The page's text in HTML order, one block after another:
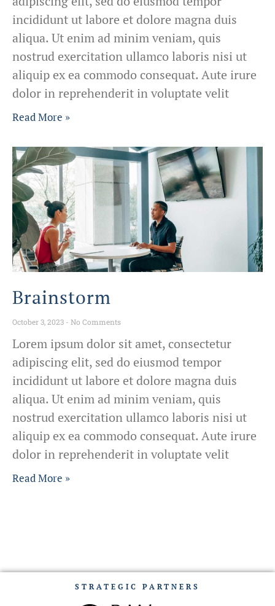
incididunt ut labore et dolore magna duis
aliqua. Ut enim ad minim veniam, quis
nostrud exercitation ullamco laboris nisi ut
aliquip ex ea commodo consequat. Aute irure
dolor in reprehenderit in voluptate velit
Read More »
Brainstorm
October 3, 2023 No Comments
Lorem ipsum dolor sit amet, consectetur
adipiscing elit, sed do eiusmod tempor
incididunt ut labore et dolore magna duis
aliqua. Ut enim ad minim veniam, quis
nostrud exercitation ullamco laboris nisi ut
aliquip ex ea commodo consequat. Aute irure
dolor in reprehenderit in voluptate velit
Read More »
STRATEGIC PARTNERS